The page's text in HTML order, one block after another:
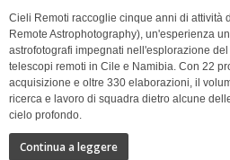
Cieli Remoti raccoglie cinque anni di attività
Remote Astrophotography), un'esperienza
astrofotografi impegnati nell'esplorazione
telescopi remoti in Cile e Namibia. Con 22
acquisizione e oltre 330 elaborazioni, il
ricerca e lavoro di squadra dietro alcune
cielo profondo.
Continua a leggere